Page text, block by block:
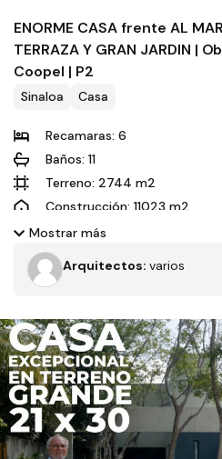
ENORME CASA frente AL
TERRAZA Y GRAN JARDIN |
Coopel | P2
Sinaloa Casa
Recamaras: 6
Baños: 11
Terreno: 2744 m2
Construcción: 11023 m2
Dimensiones: 90x35 m
Orientación solar: Oeste
El desafío de este nuevo
terreno lo suficientemente amplio
espacios necesarios donde se
naturaleza en el exterior, y a su
vanguardista en su interior
amplios jardines y aprovechar la
Mostrar más
Arquitectos: varios
Filtros
Tipo de obra